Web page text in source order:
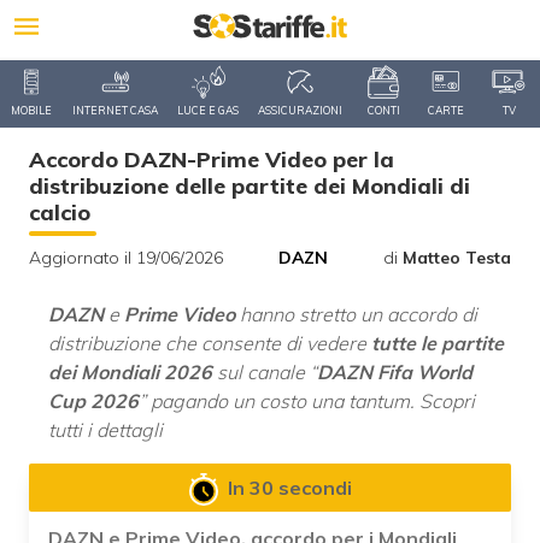
MOBILE INTERNET CASA LUCE E GAS ASSICURAZIONI CONTI CARTE TV
Accordo DAZN-Prime Video per la
distribuzione delle partite dei Mondiali di
calcio
Aggiornato il 19/06/2026 DAZN di Matteo Testa
DAZNe Prime Videohanno stretto un accordo di
distribuzione che consente di vedere tutte le partite
dei Mondiali 2026sul canale “DAZN Fifa World
Cup 2026” pagando un costo una tantum. Scopri
tutti i dettagli
In 30 secondi
DAZN e Prime Video, accordo per i Mondiali